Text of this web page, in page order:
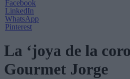
Facebook
LinkedIn
WhatsApp
Pinterest
La ‘joya de la
Gourmet Jorge